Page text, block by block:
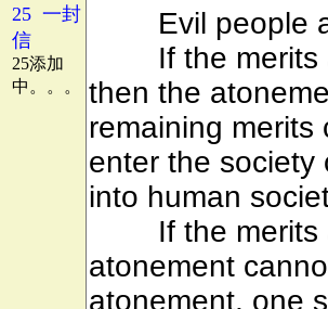
25 一封
信
25添加
中。。。